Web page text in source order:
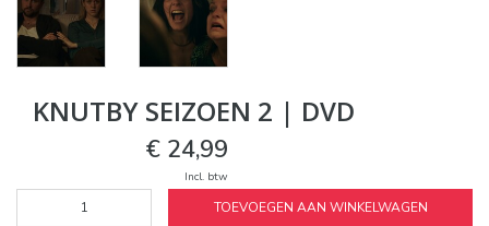
KNUTBY SEIZOEN 2 | DVD
€ 24,99
Incl. btw
TOEVOEGEN AAN WINKELWAGEN